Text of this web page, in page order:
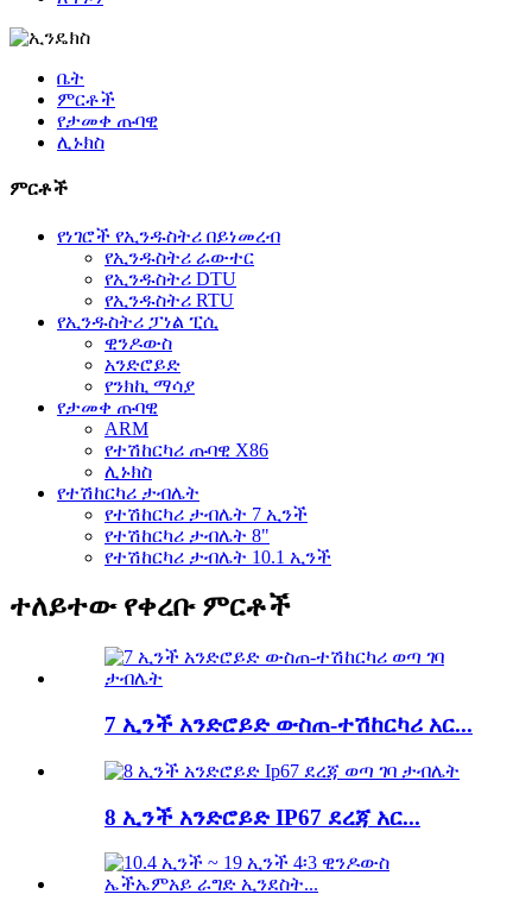
ቤት
ምርቶች
የታመቀ ጡባዊ
ሊኑክስ
ምርቶች
የነገሮች የኢንዱስትሪ በይነመረብ
የኢንዱስትሪ ራውተር
የኢንዱስትሪ DTU
የኢንዱስትሪ RTU
የኢንዱስትሪ ፓነል ፒሲ
ዊንዶውስ
አንድሮይድ
የንክኪ ማሳያ
የታመቀ ጡባዊ
ARM
የተሽከርካሪ ጡባዊ X86
ሊኑክስ
የተሽከርካሪ ታብሌት
የተሽከርካሪ ታብሌት 7 ኢንች
የተሽከርካሪ ታብሌት 8"
የተሽከርካሪ ታብሌት 10.1 ኢንች
ተለይተው የቀረቡ ምርቶች
7 ኢንች አንድሮይድ ውስጠ-ተሽከርካሪ አር...
8 ኢንች አንድሮይድ IP67 ደረጃ አር...